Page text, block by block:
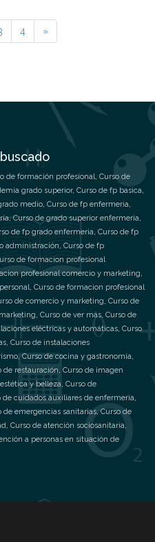
4 »
de formación profesional, Curso de
grado superior, Curso de fp basica,
medio, Curso de fp enfermeria,
,Curso de grado superior enfermeria,
de fp grado enfermeria, Curso de fp
administración, Curso de fp
de formacion profesional
profesional comercio y marketing,
, Curso de formacion profesional
de comercio y marketing, Curso de
, Curso de ver más, Curso de
eléctricas y automáticas, Curso
, Curso de instalaciones
,Curso de cocina y gastronomía,
de restauración, Curso de imagen
y belleza, Curso de
de cuidados auxiliares de enfermería,
de emergencias sanitarias,Curso de
, Curso de atención sociosanitaria,
a personas en situación de